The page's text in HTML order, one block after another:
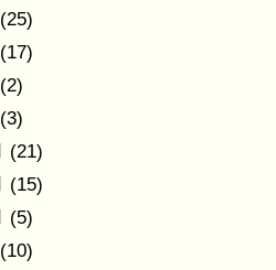
(25)
(17)
(2)
(3)
(21)
(15)
(5)
(10)